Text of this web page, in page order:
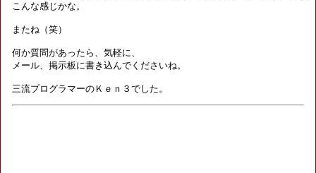
こんな感じかな。
またね（笑）
何か質問があったら、気軽に、
メール、掲示板に書き込んでくださいね。
三流プログラマーのＫｅｎ３でした。